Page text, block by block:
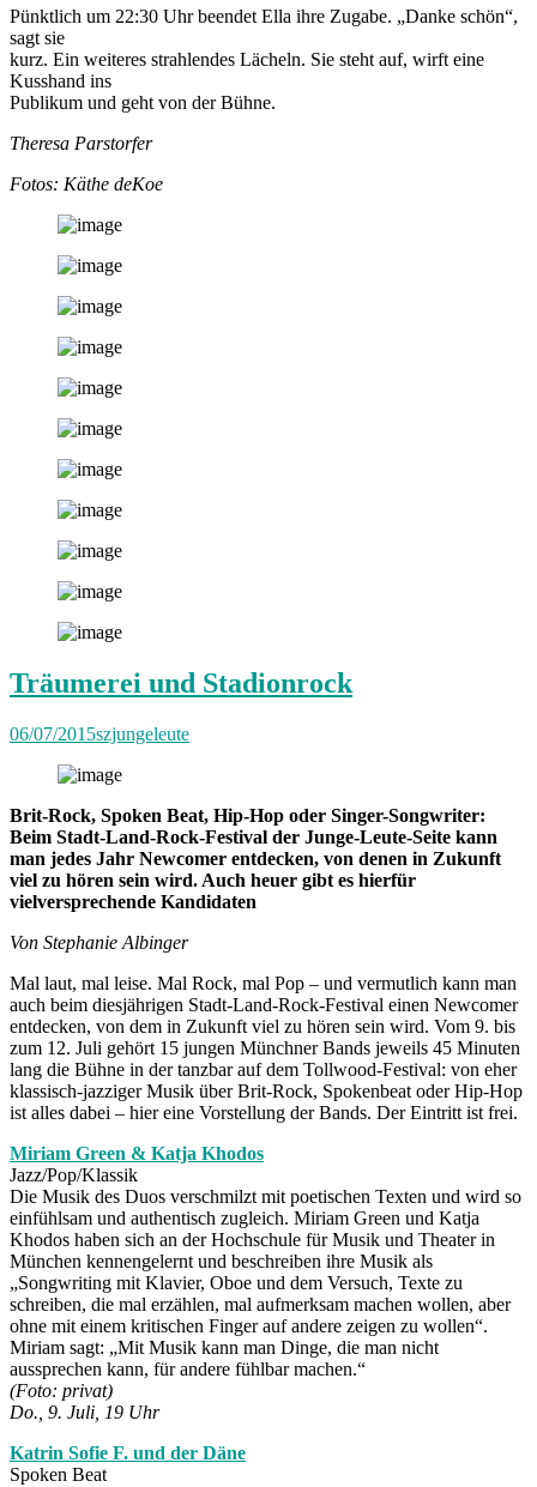
Pünktlich um 22:30 Uhr beendet Ella ihre Zugabe. „Danke schön“,
sagt sie
kurz. Ein weiteres strahlendes Lächeln. Sie steht auf, wirft eine
Kusshand ins
Publikum und geht von der Bühne.
Theresa Parstorfer
Fotos: Käthe deKoe
Träumerei und Stadionrock
06/07/2015szjungeleute
Brit-Rock, Spoken Beat, Hip-Hop oder Singer-Songwriter:
Beim Stadt-Land-Rock-Festival der Junge-Leute-Seite kann
man jedes Jahr Newcomer entdecken, von denen in Zukunft
viel zu hören sein wird. Auch heuer gibt es hierfür
vielversprechende Kandidaten
Von Stephanie Albinger
Mal laut, mal leise. Mal Rock, mal Pop – und vermutlich kann man
auch beim diesjährigen Stadt-Land-Rock-Festival einen Newcomer
entdecken, von dem in Zukunft viel zu hören sein wird. Vom 9. bis
zum 12. Juli gehört 15 jungen Münchner Bands jeweils 45 Minuten
lang die Bühne in der tanzbar auf dem Tollwood-Festival: von eher
klassisch-jazziger Musik über Brit-Rock, Spokenbeat oder Hip-Hop
ist alles dabei – hier eine Vorstellung der Bands. Der Eintritt ist frei.
Miriam Green & Katja Khodos
Jazz/Pop/Klassik
Die Musik des Duos verschmilzt mit poetischen Texten und wird so
einfühlsam und authentisch zugleich. Miriam Green und Katja
Khodos haben sich an der Hochschule für Musik und Theater in
München kennengelernt und beschreiben ihre Musik als
„Songwriting mit Klavier, Oboe und dem Versuch, Texte zu
schreiben, die mal erzählen, mal aufmerksam machen wollen, aber
ohne mit einem kritischen Finger auf andere zeigen zu wollen“.
Miriam sagt: „Mit Musik kann man Dinge, die man nicht
aussprechen kann, für andere fühlbar machen.“
(Foto: privat)
Do., 9. Juli, 19 Uhr
Katrin Sofie F. und der Däne
Spoken Beat